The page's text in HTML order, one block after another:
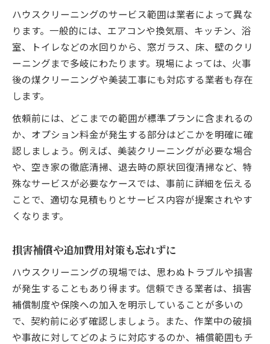
ハウスクリーニングのサービス範囲は業者によって異な
ります。一般的には、エアコンや換気扇、キッチン、浴
室、トイレなどの水回りから、窓ガラス、床、壁のクリ
ーニングまで多岐にわたります。現場によっては、火事
後の煤クリーニングや美装工事にも対応する業者も存在
します。
依頼前には、どこまでの範囲が標準プランに含まれるの
か、オプション料金が発生する部分はどこかを明確に確
認しましょう。例えば、美装クリーニングが必要な場合
や、空き家の徹底清掃、退去時の原状回復清掃など、特
殊なサービスが必要なケースでは、事前に詳細を伝える
ことで、適切な見積もりとサービス内容が提案されやす
くなります。
損害補償や追加費用対策も忘れずに
ハウスクリーニングの現場では、思わぬトラブルや損害
が発生することもあり得ます。信頼できる業者は、損害
補償制度や保険への加入を明示していることが多いの
で、契約前に必ず確認しましょう。また、作業中の破損
や事故に対してどのように対応するのか、補償範囲もチ